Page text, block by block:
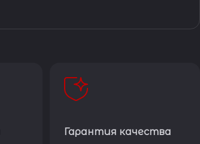
Гарантия качества